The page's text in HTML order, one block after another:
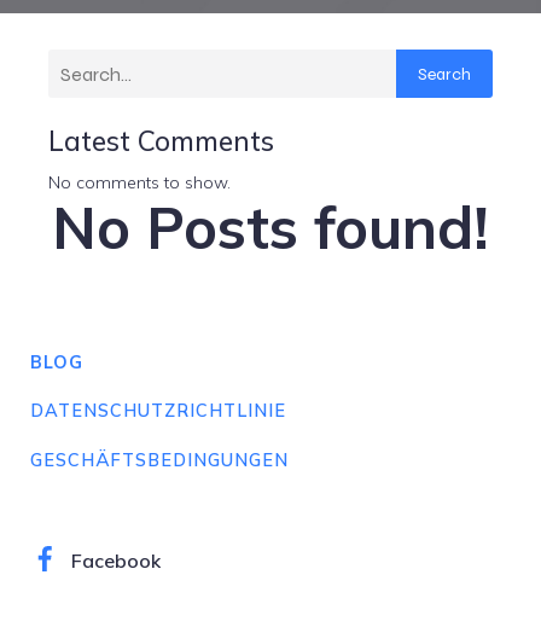
Search
Latest Comments
No comments to show.
No Posts found!
BLOG
DATENSCHUTZRICHTLINIE
GESCHÄFTSBEDINGUNGEN
Facebook